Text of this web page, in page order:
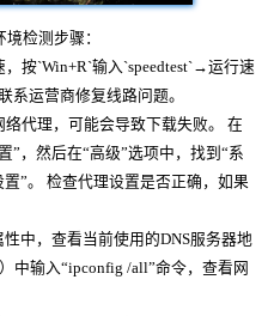
检测步骤：
按`Win+R`输入`speedtest`→运行速
系运营商修复线路问题。
代理，可能会导致下载失败。 在
”，然后在“高级”选项中，找到“系
”。 检查代理设置是否正确，如果
中，查看当前使用的DNS服务器地
中输入“ipconfig /all”命令，查看网